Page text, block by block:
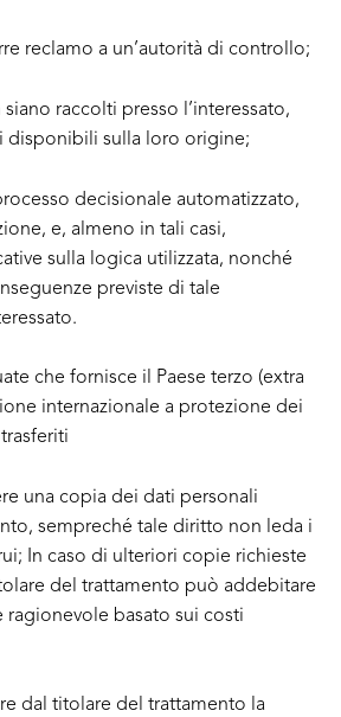
reclamo a un’autorità di controllo;
raccolti presso l’interessato,
disponibili sulla loro origine;
decisionale automatizzato,
e, almeno in tali casi,
sulla logica utilizzata, nonché
previste di tale
che fornisce il Paese terzo (extra
internazionale a protezione dei
una copia dei dati personali
sempreché tale diritto non leda i
In caso di ulteriori copie richieste
del trattamento può addebitare
ragionevole basato sui costi
dal titolare del trattamento la